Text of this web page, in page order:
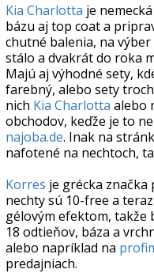
Kia Charlotta je
bázu aj top coat a
chutné balenia, na
stálo a dvakrát do roka
Majú aj výhodné sety,
farebný, alebo sety
nich Kia Charlotta alebo
obchodov, keďže je to
najoba.de. Inak na
nafotené na nechtoch,
Korres je grécka
nechty sú 10-free a
gélovým efektom, takže
18 odtieňov, báza a
alebo napríklad na
predajniach.